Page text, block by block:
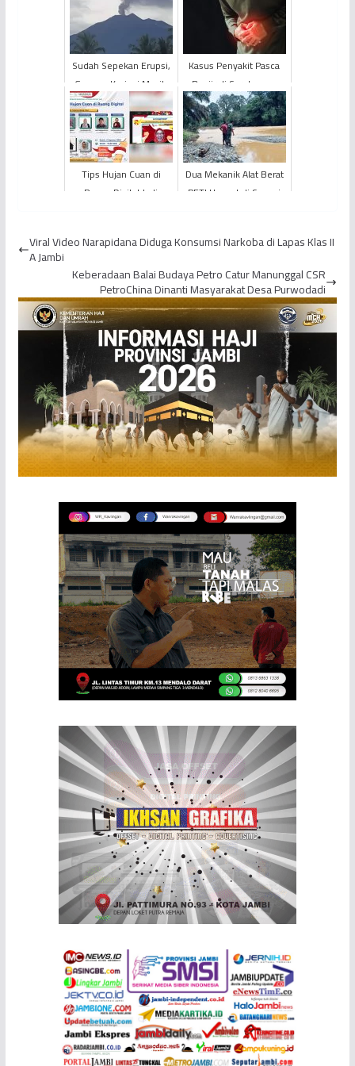
Sudah Sepekan Erupsi,
Gunung Kerinci Masih
Keluarkan Abu Vulkanik
Kasus Penyakit Pasca
Banjir di Sarolangun
Melonjak,128 Warga
Mengalami Diare Akut
Tips Hujan Cuan di
Ruang Digital Jadi
Timur
Dua Mekanik Alat Berat
PETI Hanyut di Sungai
Viral Video Narapidana Diduga Konsumsi Narkoba di Lapas Klas II
A Jambi
Keberadaan Balai Budaya Petro Catur Manunggal CSR
PetroChina Dinanti Masyarakat Desa Purwodadi